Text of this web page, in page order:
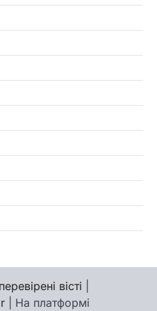
вісті
| На платформі